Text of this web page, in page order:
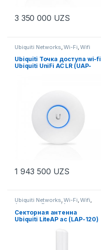
3 350 000 UZS
Ubiquiti Networks ,Wi-Fi ,Wifi
Ubiquiti Точка доступа wi-fi
Ubiquiti UniFi AC LR (UAP-
1 943 500 UZS
Ubiquiti Networks,Wi-Fi,Wifi,
Антенны Радио Мосты
Секторная антенна
Ubiquiti LiteAP ac (LAP-120)